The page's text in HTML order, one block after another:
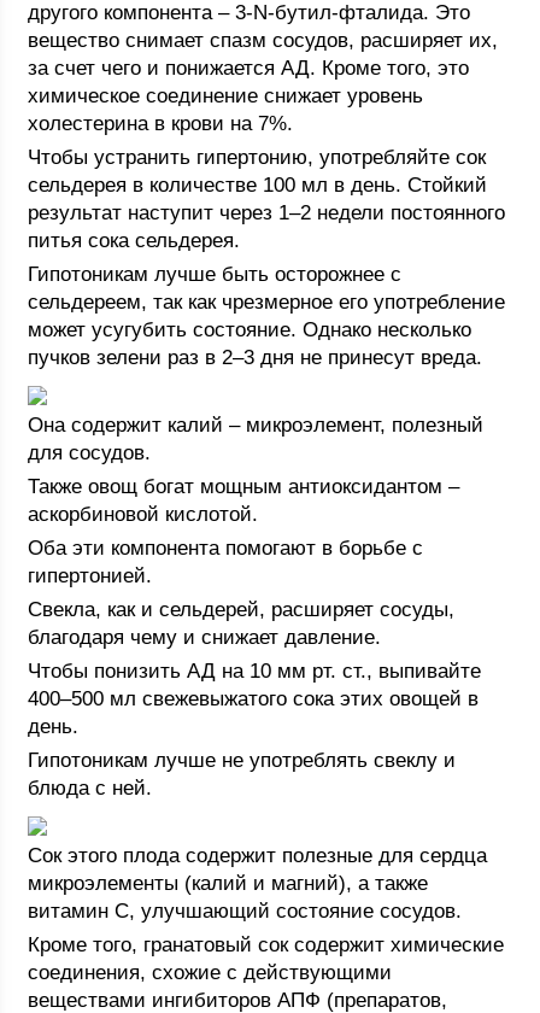
другого компонента – 3-N-бутил-фталида. Это
вещество снимает спазм сосудов, расширяет их,
за счет чего и понижается АД. Кроме того, это
химическое соединение снижает уровень
холестерина в крови на 7%.
Чтобы устранить гипертонию, употребляйте сок
сельдерея в количестве 100 мл в день. Стойкий
результат наступит через 1–2 недели постоянного
питья сока сельдерея.
Гипотоникам лучше быть осторожнее с
сельдереем, так как чрезмерное его употребление
может усугубить состояние. Однако несколько
пучков зелени раз в 2–3 дня не принесут вреда.
Она содержит калий – микроэлемент, полезный
для сосудов.
Также овощ богат мощным антиоксидантом –
аскорбиновой кислотой.
Оба эти компонента помогают в борьбе с
гипертонией.
Свекла, как и сельдерей, расширяет сосуды,
благодаря чему и снижает давление.
Чтобы понизить АД на 10 мм рт. ст., выпивайте
400–500 мл свежевыжатого сока этих овощей в
день.
Гипотоникам лучше не употреблять свеклу и
блюда с ней.
Сок этого плода содержит полезные для сердца
микроэлементы (калий и магний), а также
витамин C, улучшающий состояние сосудов.
Кроме того, гранатовый сок содержит химические
соединения, схожие с действующими
веществами ингибиторов АПФ (препаратов,